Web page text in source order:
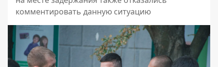
комментировать данную ситуацию